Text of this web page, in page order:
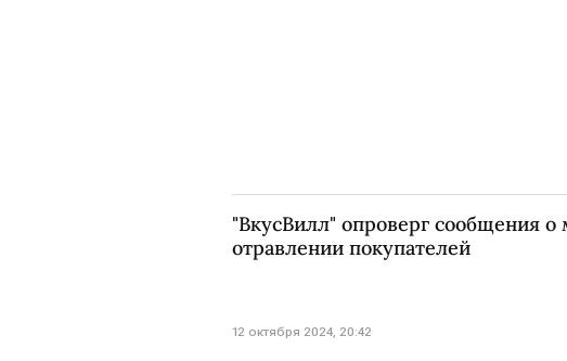
"ВкусВилл" опроверг сообщения о
отравлении покупателей
12 октября 2024, 20:42